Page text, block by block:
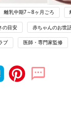
離乳中期7～8ヶ月ごろ
の目安 赤ちゃんのお世
ブ 医師・専門家監修